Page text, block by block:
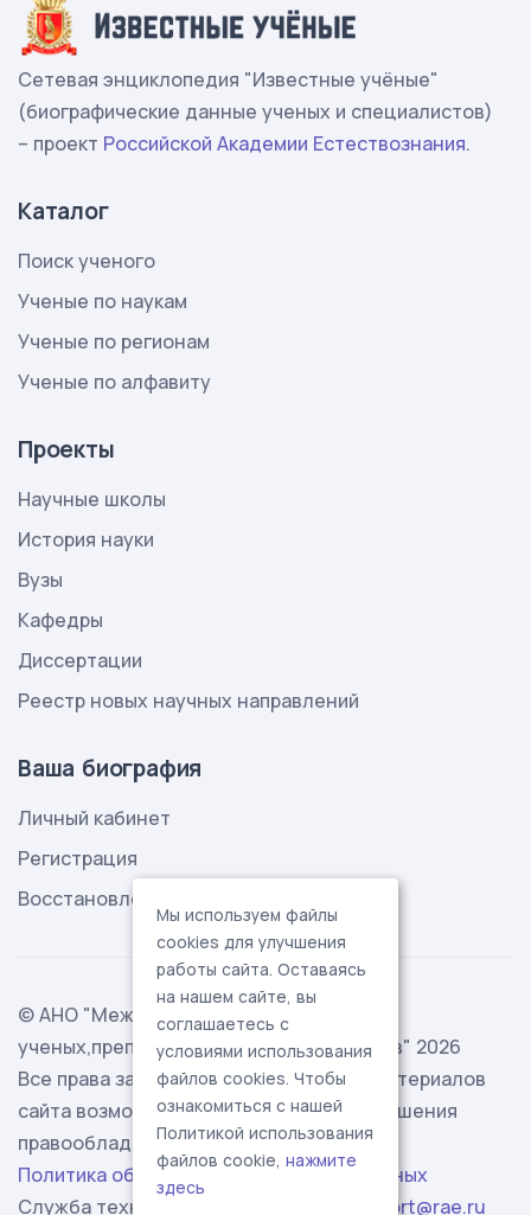
Сетевая энциклопедия "Известные учёные"
(биографические данные ученых и специалистов)
– проект Российской Академии Естествознания.
Каталог
Поиск ученого
Ученые по наукам
Ученые по регионам
Ученые по алфавиту
Проекты
Научные школы
История науки
Вузы
Кафедры
Диссертации
Реестр новых научных направлений
Ваша биография
Личный кабинет
Регистрация
Восстановление пароля
© АНО "Международная ассоциация
ученых,преподавателей и специалистов" 2026
Все права защищены. Использование материалов
сайта возможно исключительно с разрешения
правообладателя.
Политика обработки персональных данных
Служба технической поддержки -
support@rae.ru
Мы используем файлы
cookies для улучшения
работы сайта. Оставаясь
на нашем сайте, вы
соглашаетесь с
условиями использования
файлов cookies. Чтобы
ознакомиться с нашей
Политикой использования
файлов cookie, нажмите
здесь